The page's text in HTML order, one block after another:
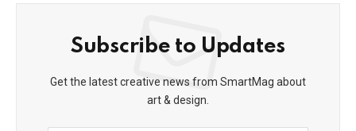
Subscribe to Updates
Get the latest creative news from SmartMag about
art & design.